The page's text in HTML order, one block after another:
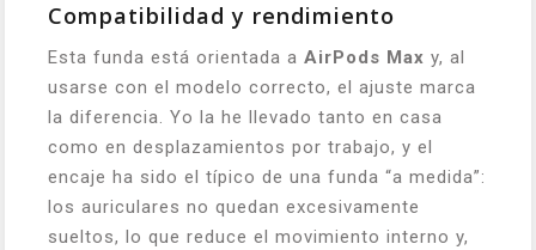
Compatibilidad y rendimiento
Esta funda está orientada a AirPods Max y, al
usarse con el modelo correcto, el ajuste marca
la diferencia. Yo la he llevado tanto en casa
como en desplazamientos por trabajo, y el
encaje ha sido el típico de una funda “a medida”:
los auriculares no quedan excesivamente
sueltos, lo que reduce el movimiento interno y,